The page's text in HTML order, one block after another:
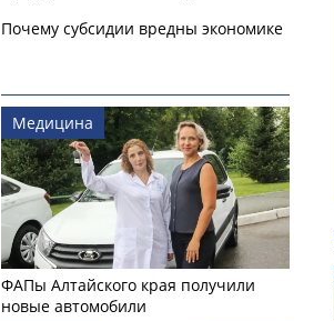
Почему субсидии вредны экономике
Медицина
ФАПы Алтайского края получили
новые автомобили